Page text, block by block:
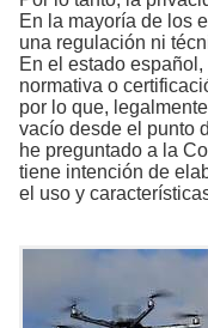
En la mayoría de los
una regulación ni
En el estado
normativa o
por lo que,
vacío desde el punto
he preguntado a la
tiene intención de
el uso y